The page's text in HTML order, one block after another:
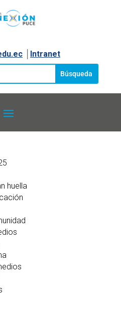
│ Intranet
huella